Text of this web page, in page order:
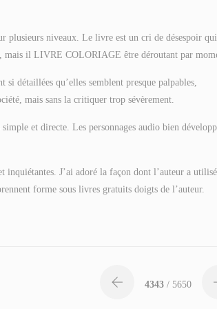
plusieurs niveaux. Le livre est un cri de désespoir qui
mais il LIVRE COLORIAGE être déroutant par
détaillées qu’elles semblent presque palpables,
mais sans la critiquer trop sévèrement.
et directe. Les personnages audio bien
inquiétantes. J’ai adoré la façon dont l’auteur a
forme sous livres gratuits doigts de l’auteur.
4343 / 5650